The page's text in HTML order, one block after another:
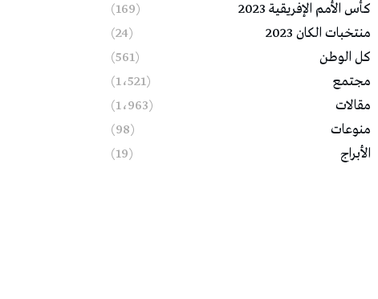
كأس الأمم الإفريقية 2023
(169)
منتخبات الكان 2023
(24)
كل الوطن
(561)
مجتمع
(1٬521)
مقالات
(1٬963)
منوعات
(98)
الأبراج
(19)